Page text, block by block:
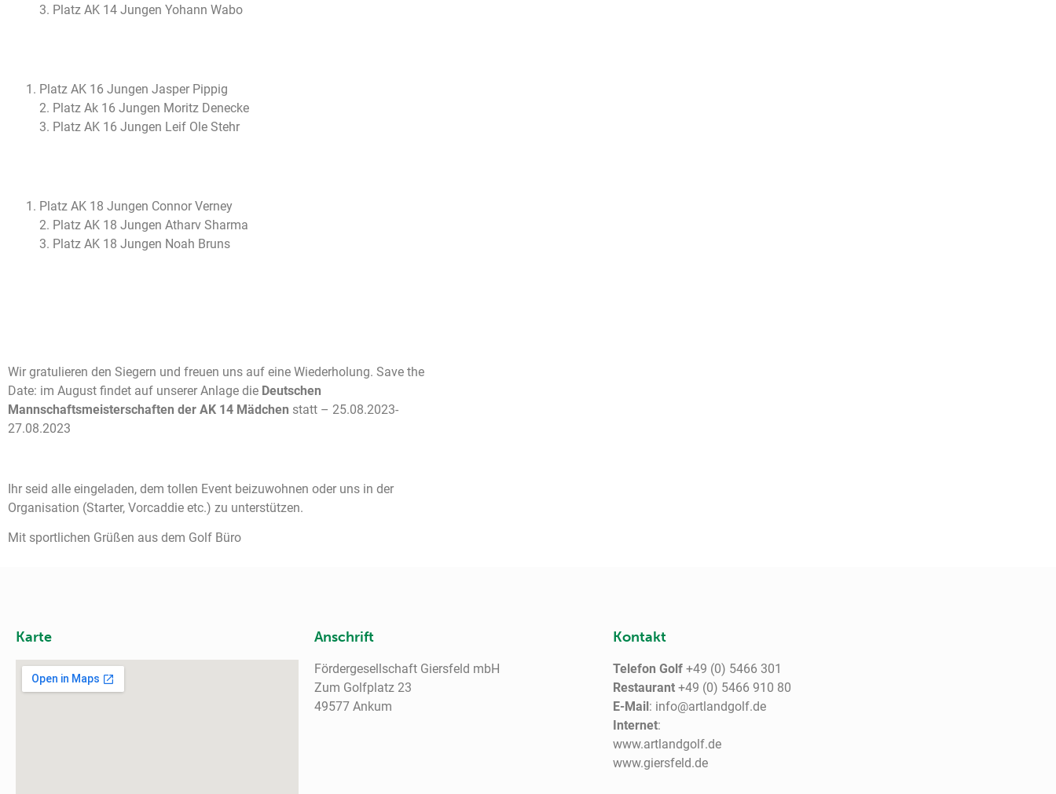
3. Platz AK 14 Jungen Yohann Wabo
Platz AK 16 Jungen Jasper Pippig
2. Platz Ak 16 Jungen Moritz Denecke
3. Platz AK 16 Jungen Leif Ole Stehr
Platz AK 18 Jungen Connor Verney
2. Platz AK 18 Jungen Atharv Sharma
3. Platz AK 18 Jungen Noah Bruns
Wir gratulieren den Siegern und freuen uns auf eine Wiederholung. Save the
Date: im August findet auf unserer Anlage die Deutschen
Mannschaftsmeisterschaften der AK 14 Mädchen statt – 25.08.2023-
27.08.2023
Ihr seid alle eingeladen, dem tollen Event beizuwohnen oder uns in der
Organisation (Starter, Vorcaddie etc.) zu unterstützen.
Mit sportlichen Grüßen aus dem Golf Büro
Karte Anschrift
Fördergesellschaft Giersfeld mbH
Zum Golfplatz 23
49577 Ankum
Kontakt
Telefon Golf+49 (0) 5466 301
Restaurant+49 (0) 5466 910 80
E-Mail: info@artlandgolf.de
Internet:
www.artlandgolf.de
www.giersfeld.de